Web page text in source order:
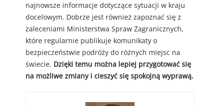
najnowsze informacje dotyczące sytuacji w kraju
docelowym. Dobrze jest również zapoznać się z
zaleceniami Ministerstwa Spraw Zagranicznych,
które regularnie publikuje komunikaty o
bezpieczeństwie podróży do różnych miejsc na
świecie. Dzięki temu można lepiej przygotować się
na możliwe zmiany i cieszyć się spokojną wyprawą.